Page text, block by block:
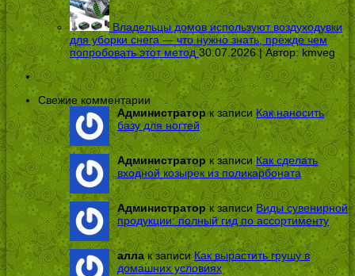
Владельцы домов используют воздуходувки
для уборки снега — что нужно знать, прежде чем
попробовать этот метод 30.07.2026 | Автор:kmveg
Свежие комментарии
Администраторк записиКак наносить
базу для ногтей
Администраторк записиКак сделать
входной козырек из поликарбоната
Администраторк записиВиды сувенирной
продукции: полный гид по ассортименту
аллак записиКак вырастить грушу в
домашних условиях